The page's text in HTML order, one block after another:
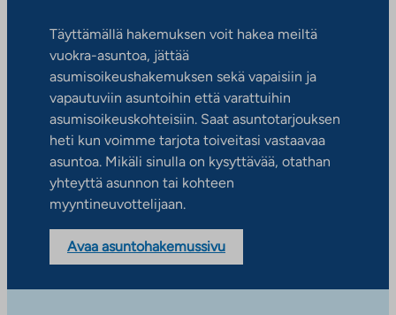
Täyttämällä hakemuksen voit hakea meiltä
vuokra-asuntoa, jättää
asumisoikeushakemuksen sekä vapaisiin ja
vapautuviin asuntoihin että varattuihin
asumisoikeuskohteisiin. Saat asuntotarjouksen
heti kun voimme tarjota toiveitasi vastaavaa
asuntoa. Mikäli sinulla on kysyttävää, otathan
yhteyttä asunnon tai kohteen
myyntineuvottelijaan.
Avaa asuntohakemussivu